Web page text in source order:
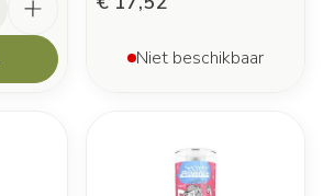
Niet beschikbaar